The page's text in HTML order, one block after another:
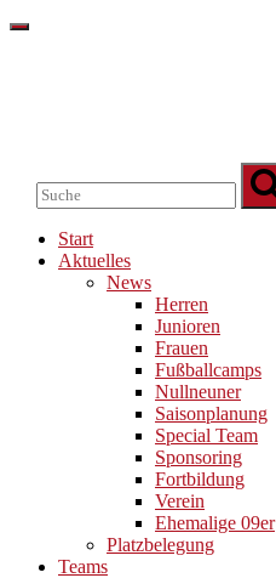
Start
Aktuelles
News
Herren
Junioren
Frauen
Fußballcamps
Nullneuner
Saisonplanung
Special Team
Sponsoring
Fortbildung
Verein
Ehemalige 09er
Platzbelegung
Teams